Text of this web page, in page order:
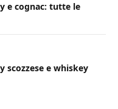
e cognac: tutte le
scozzese e whiskey